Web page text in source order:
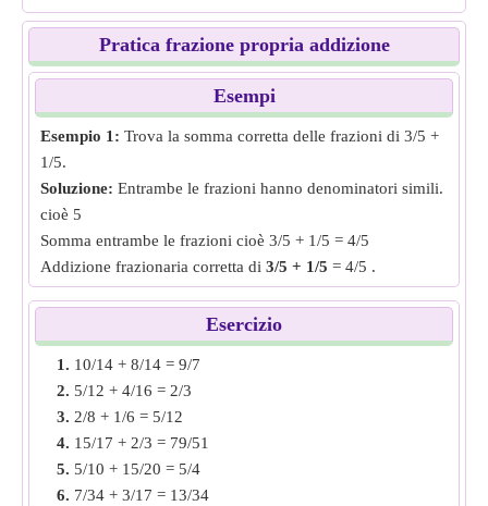
Pratica frazione propria addizione
Esempi
Esempio 1: Trova la somma corretta delle frazioni di 3/5 +
1/5.
Soluzione: Entrambe le frazioni hanno denominatori simili.
cioè 5
Somma entrambe le frazioni cioè 3/5 + 1/5 = 4/5
Addizione frazionaria corretta di 3/5 + 1/5 = 4/5 .
Trova la somma corretta delle frazioni di 10/12
+ 3/9.
Soluzione: Entrambe le frazioni hanno denominatori
diversi, crea la denominatore stesso trovando MCM dei
denominatori. ovvero 30/36 e 12/36
Somma entrambe le frazioni ovvero 30/36 + 12/36 = 7/6
Addizione frazionaria corretta di
Esercizio
1. 10/14 + 8/14 = 9/7
2. 5/12 + 4/16 = 2/3
3. 2/8 + 1/6 = 5/12
4. 15/17 + 2/3 = 79/51
5. 5/10 + 15/20 = 5/4
6. 7/34 + 3/17 = 13/34